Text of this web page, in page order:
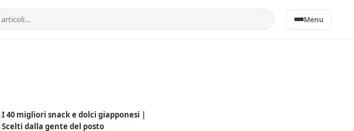
Menu
I 40 migliori snack e dolci giapponesi |
Scelti dalla gente del posto